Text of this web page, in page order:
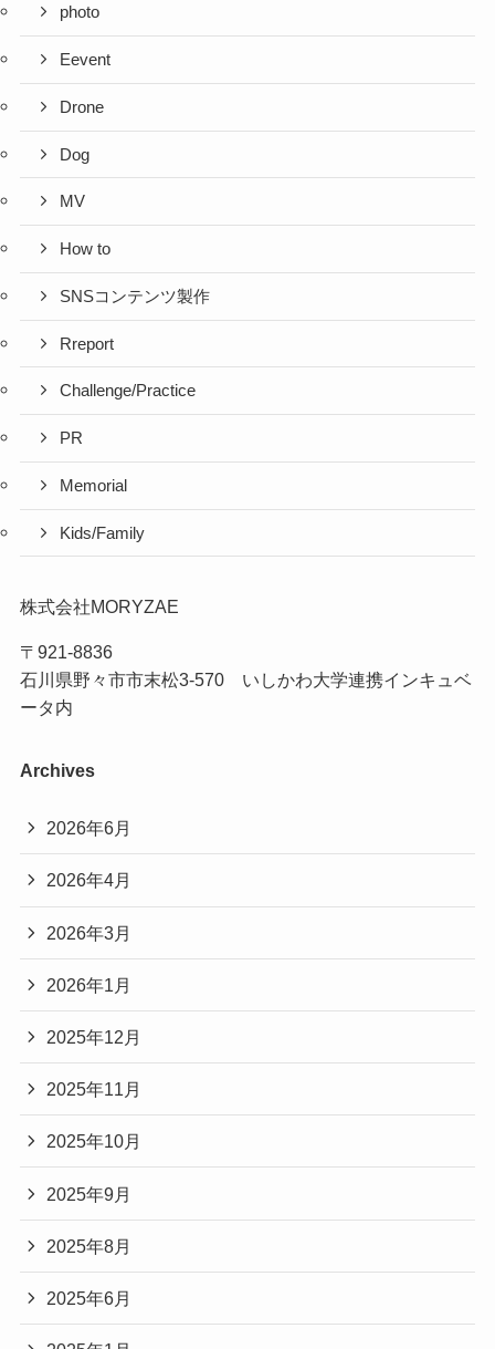
photo
Eevent
Drone
Dog
MV
How to
SNSコンテンツ製作
Rreport
Challenge/Practice
PR
Memorial
Kids/Family
株式会社MORYZAE
〒921-8836
石川県野々市市末松3-570 いしかわ大学連携インキュベ
ータ内
Archives
2026年6月
2026年4月
2026年3月
2026年1月
2025年12月
2025年11月
2025年10月
2025年9月
2025年8月
2025年6月